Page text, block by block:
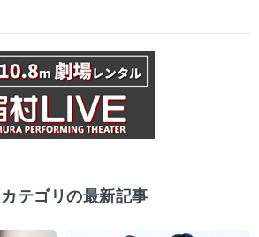
カテゴリの最新記事